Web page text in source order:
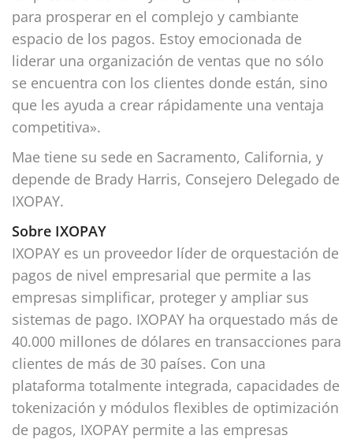
para prosperar en el complejo y cambiante
espacio de los pagos. Estoy emocionada de
liderar una organización de ventas que no sólo
se encuentra con los clientes donde están, sino
que les ayuda a crear rápidamente una ventaja
competitiva».
Mae tiene su sede en Sacramento, California, y
depende de Brady Harris, Consejero Delegado de
IXOPAY.
Sobre IXOPAY
IXOPAY es un proveedor líder de orquestación de
pagos de nivel empresarial que permite a las
empresas simplificar, proteger y ampliar sus
sistemas de pago. IXOPAY ha orquestado más de
40.000 millones de dólares en transacciones para
clientes de más de 30 países. Con una
plataforma totalmente integrada, capacidades de
tokenización y módulos flexibles de optimización
de pagos, IXOPAY permite a las empresas